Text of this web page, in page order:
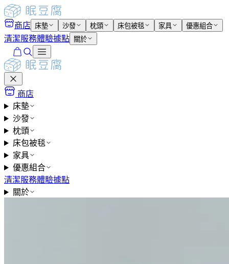
商店 床墊 沙發 枕頭 床包被毯 家具 優惠組合
清潔服務體驗據點 關於
商店
床墊
沙發
枕頭
床包被毯
家具
優惠組合
清潔服務體驗據點
關於